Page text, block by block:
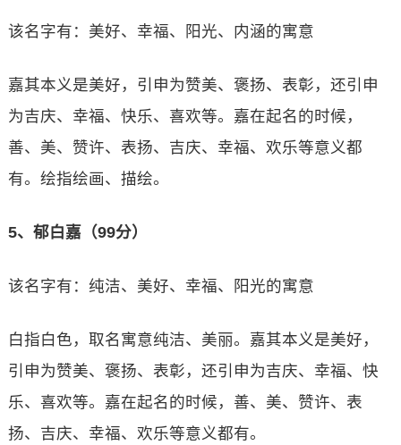
该名字有：美好、幸福、阳光、内涵的寓意
嘉其本义是美好，引申为赞美、褒扬、表彰，还引申
为吉庆、幸福、快乐、喜欢等。嘉在起名的时候，
善、美、赞许、表扬、吉庆、幸福、欢乐等意义都
有。绘指绘画、描绘。
5、郁白嘉（99分）
该名字有：纯洁、美好、幸福、阳光的寓意
白指白色，取名寓意纯洁、美丽。嘉其本义是美好，
引申为赞美、褒扬、表彰，还引申为吉庆、幸福、快
乐、喜欢等。嘉在起名的时候，善、美、赞许、表
扬、吉庆、幸福、欢乐等意义都有。